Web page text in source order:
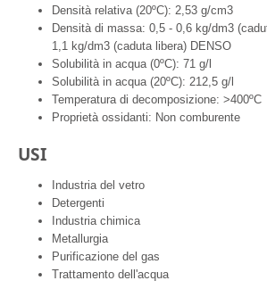
Densità relativa (20ºC): 2,53 g/cm3
Densità di massa: 0,5 - 0,6 kg/dm3
1,1 kg/dm3 (caduta libera) DENSO
Solubilità in acqua (0ºC): 71 g/l
Solubilità in acqua (20ºC): 212,5 g/l
Temperatura di decomposizione: >400ºC
Proprietà ossidanti: Non comburente
USI
Industria del vetro
Detergenti
Industria chimica
Metallurgia
Purificazione del gas
Trattamento dell'acqua